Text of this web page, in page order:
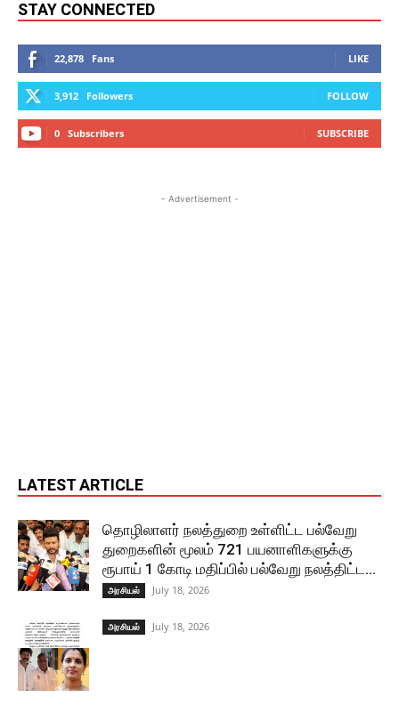
STAY CONNECTED
22,878 Fans LIKE
3,912 Followers FOLLOW
0 Subscribers SUBSCRIBE
- Advertisement -
LATEST ARTICLE
தொழிலாளர் நலத்துறை உள்ளிட்ட பல்வேறு
துறைகளின் மூலம் 721 பயனாளிகளுக்கு
ரூபாய் 1 கோடி மதிப்பில் பல்வேறு நலத்திட்ட...
அரசியல் July 18, 2026
அரசியல் July 18, 2026